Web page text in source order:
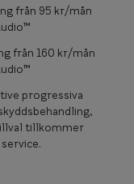
från 95 kr/mån
från 160 kr/mån
progressiva
tillkommer